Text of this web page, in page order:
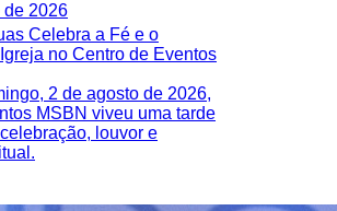
de 2026
Celebra a Fé e o
no Centro de Eventos
2 de agosto de 2026,
MSBN viveu uma tarde
louvor e